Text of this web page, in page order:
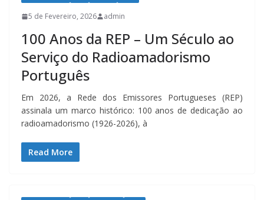
5 de Fevereiro, 2026 admin
100 Anos da REP – Um Século ao
Serviço do Radioamadorismo
Português
Em 2026, a Rede dos Emissores Portugueses (REP)
assinala um marco histórico: 100 anos de dedicação ao
radioamadorismo (1926-2026), à
Read More